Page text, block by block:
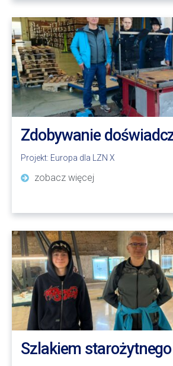
Zdobywanie
Projekt: Europa dla LZN X
zobacz więcej
Szlakiem